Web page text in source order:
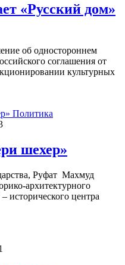
«Русский дом»
об одностороннем
соглашения от
культурных
Политика
шехер»
Руфат Махмуд
архитектурного
исторического центра